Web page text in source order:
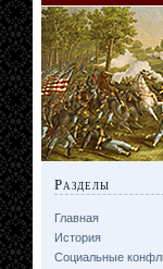
Разделы
Главная
История
Социальные